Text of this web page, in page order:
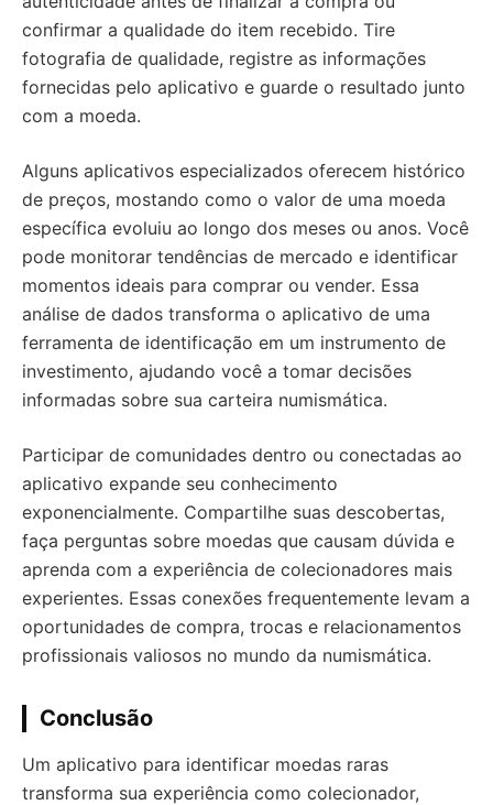
confirmar a qualidade do item recebido. Tire
fotografia de qualidade, registre as informações
fornecidas pelo aplicativo e guarde o resultado junto
com a moeda.
Alguns aplicativos especializados oferecem histórico
de preços, mostando como o valor de uma moeda
específica evoluiu ao longo dos meses ou anos. Você
pode monitorar tendências de mercado e identificar
momentos ideais para comprar ou vender. Essa
análise de dados transforma o aplicativo de uma
ferramenta de identificação em um instrumento de
investimento, ajudando você a tomar decisões
informadas sobre sua carteira numismática.
Participar de comunidades dentro ou conectadas ao
aplicativo expande seu conhecimento
exponencialmente. Compartilhe suas descobertas,
faça perguntas sobre moedas que causam dúvida e
aprenda com a experiência de colecionadores mais
experientes. Essas conexões frequentemente levam a
oportunidades de compra, trocas e relacionamentos
profissionais valiosos no mundo da numismática.
Conclusão
Um aplicativo para identificar moedas raras
transforma sua experiência como colecionador,